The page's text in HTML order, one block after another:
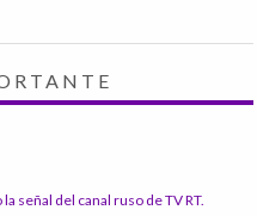
señal del canal ruso de TV RT.